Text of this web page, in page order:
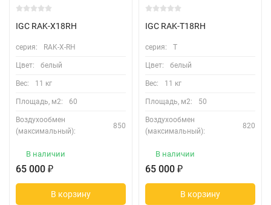
IGC RAK-X18RH
серия: RAK-X-RH
Цвет: белый
Вес: 11 кг
Площадь, м2: 60
Воздухообмен
(максимальный):
850
В наличии
65 000 ₽
В корзину
IGC RAK-T18RH
серия: T
Цвет: белый
Вес: 11 кг
Площадь, м2: 50
Воздухообмен
(максимальный):
820
В наличии
65 000 ₽
В корзину